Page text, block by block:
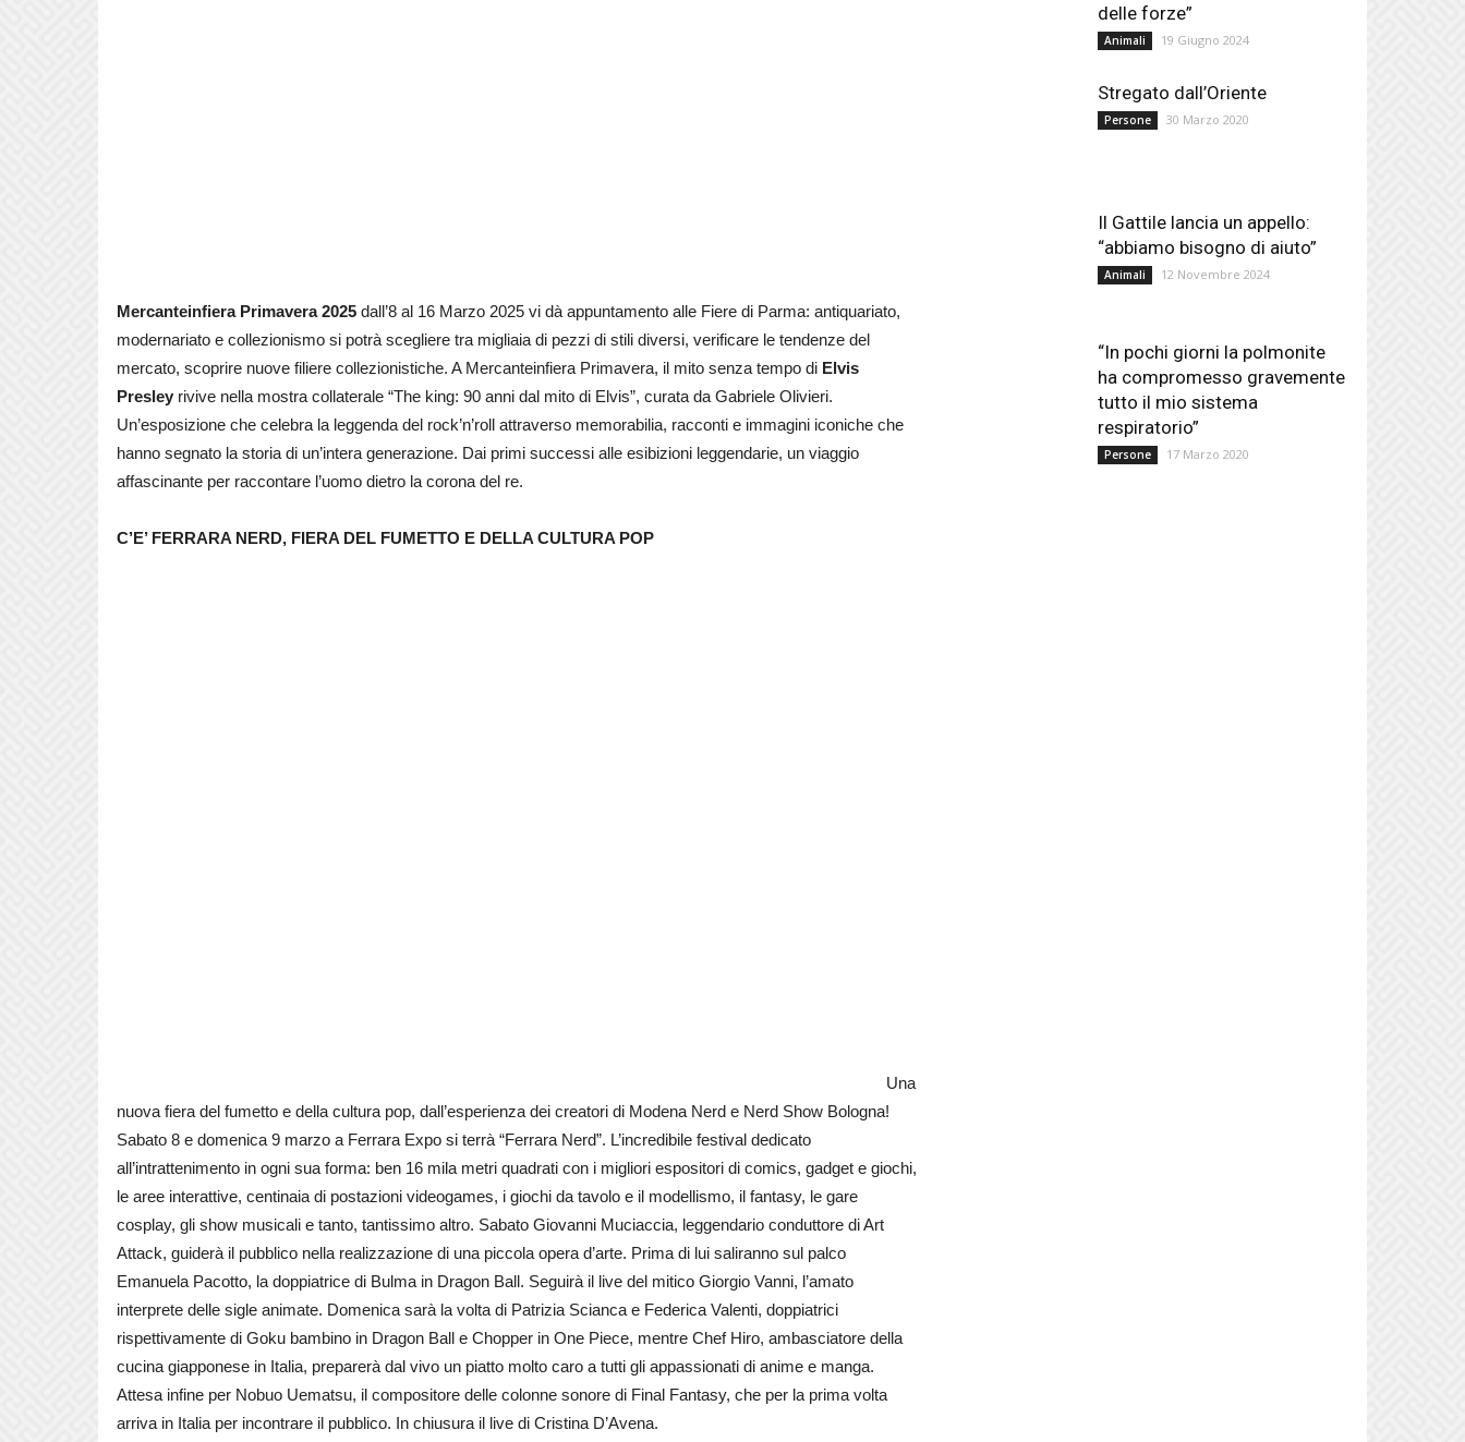
Mercanteinfiera Primavera 2025 dall’8 al 16 Marzo 2025 vi dà appuntamento alle Fiere di Parma: antiquariato,
modernariato e collezionismo si potrà scegliere tra migliaia di pezzi di stili diversi, verificare le tendenze del
mercato, scoprire nuove filiere collezionistiche. A Mercanteinfiera Primavera, il mito senza tempo di Elvis
Presley rivive nella mostra collaterale “The king: 90 anni dal mito di Elvis”, curata da Gabriele Olivieri.
Un’esposizione che celebra la leggenda del rock’n’roll attraverso memorabilia, racconti e immagini iconiche che
hanno segnato la storia di un’intera generazione. Dai primi successi alle esibizioni leggendarie, un viaggio
affascinante per raccontare l’uomo dietro la corona del re.
C’E’ FERRARA NERD, FIERA DEL FUMETTO E DELLA CULTURA POP
Una
nuova fiera del fumetto e della cultura pop, dall’esperienza dei creatori di Modena Nerd e Nerd Show Bologna!
Sabato 8 e domenica 9 marzo a Ferrara Expo si terrà “Ferrara Nerd”. L’incredibile festival dedicato
all’intrattenimento in ogni sua forma: ben 16 mila metri quadrati con i migliori espositori di comics, gadget e giochi,
le aree interattive, centinaia di postazioni videogames, i giochi da tavolo e il modellismo, il fantasy, le gare
cosplay, gli show musicali e tanto, tantissimo altro. Sabato Giovanni Muciaccia, leggendario conduttore di Art
Attack, guiderà il pubblico nella realizzazione di una piccola opera d’arte. Prima di lui saliranno sul palco
Emanuela Pacotto, la doppiatrice di Bulma in Dragon Ball. Seguirà il live del mitico Giorgio Vanni, l’amato
interprete delle sigle animate. Domenica sarà la volta di Patrizia Scianca e Federica Valenti, doppiatrici
rispettivamente di Goku bambino in Dragon Ball e Chopper in One Piece, mentre Chef Hiro, ambasciatore della
cucina giapponese in Italia, preparerà dal vivo un piatto molto caro a tutti gli appassionati di anime e manga.
Attesa infine per Nobuo Uematsu, il compositore delle colonne sonore di Final Fantasy, che per la prima volta
arriva in Italia per incontrare il pubblico. In chiusura il live di Cristina D’Avena.
delle forze”
Animali 19 Giugno 2024
Stregato dall’Oriente
Persone 30 Marzo 2020
Il Gattile lancia un appello:
“abbiamo bisogno di aiuto”
Animali 12 Novembre 2024
“In pochi giorni la polmonite
ha compromesso gravemente
tutto il mio sistema
respiratorio”
Persone 17 Marzo 2020